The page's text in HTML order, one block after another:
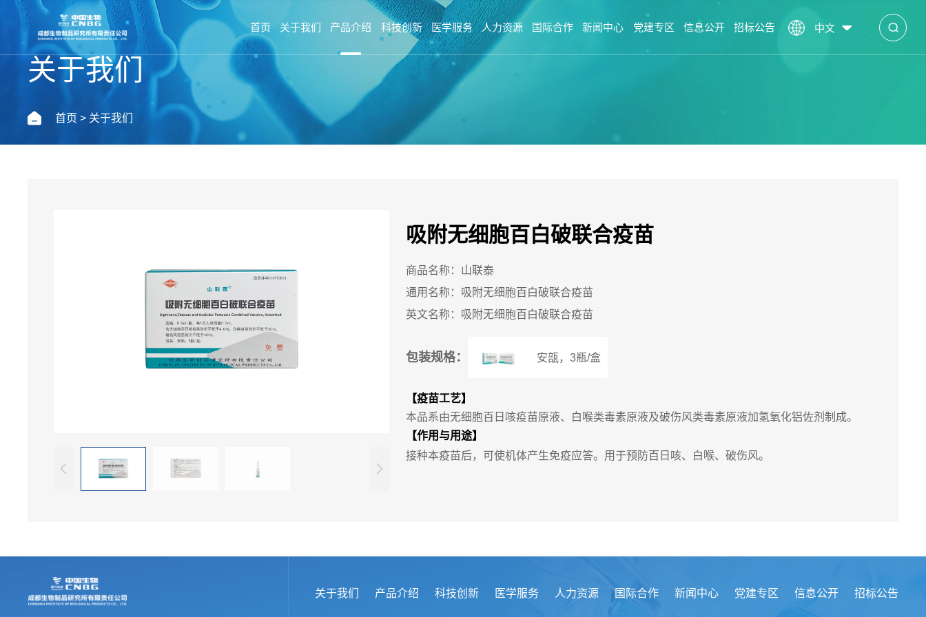
中文
首页 关于我们 产品介绍 科技创新 医学服务 人力资源 国际合作 新闻中心 党建专区 信息公开 招标公告
关于我们
首页 > 关于我们
吸附无细胞百白破联合疫苗
商品名称：山联泰
通用名称：吸附无细胞百白破联合疫苗
英文名称：吸附无细胞百白破联合疫苗
包装规格： 安瓿，3瓶/盒
【疫苗工艺】
本品系由无细胞百日咳疫苗原液、白喉类毒素原液及破伤风类毒素原液加氢氧化铝佐剂制成。
【作用与用途】
接种本疫苗后，可使机体产生免疫应答。用于预防百日咳、白喉、破伤风。
关于我们 产品介绍 科技创新 医学服务 人力资源 国际合作 新闻中心 党建专区 信息公开 招标公告